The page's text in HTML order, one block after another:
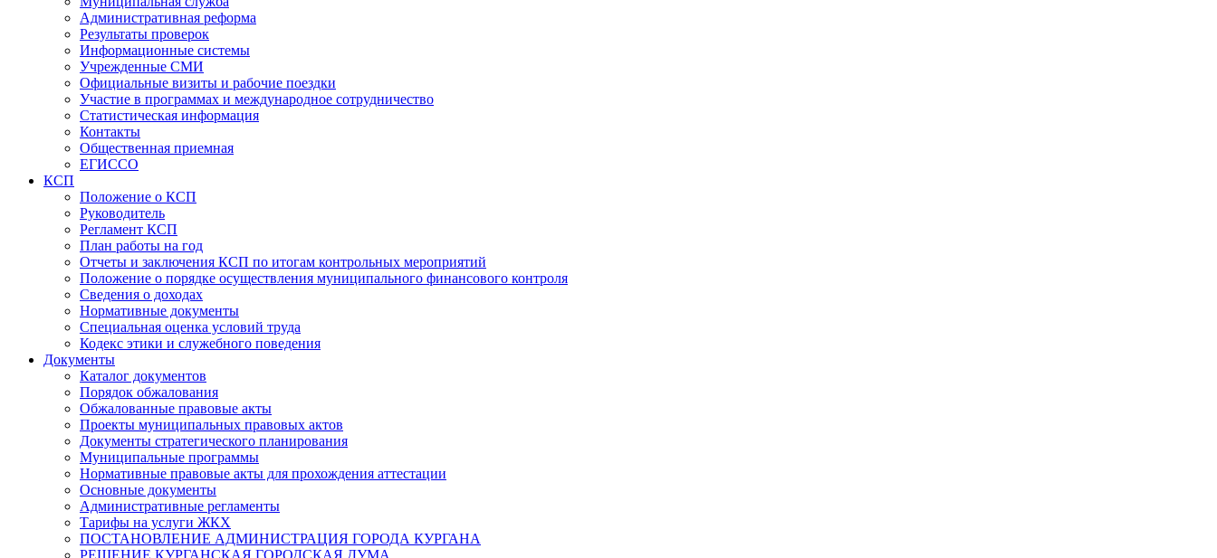
Административная реформа
Результаты проверок
Информационные системы
Учрежденные СМИ
Официальные визиты и рабочие поездки
Участие в программах и международное сотрудничество
Статистическая информация
Контакты
Общественная приемная
ЕГИССО
КСП
Положение о КСП
Руководитель
Регламент КСП
План работы на год
Отчеты и заключения КСП по итогам контрольных мероприятий
Положение о порядке осуществления муниципального финансового контроля
Сведения о доходах
Нормативные документы
Специальная оценка условий труда
Кодекс этики и служебного поведения
Документы
Каталог документов
Порядок обжалования
Обжалованные правовые акты
Проекты муниципальных правовых актов
Документы стратегического планирования
Муниципальные программы
Нормативные правовые акты для прохождения аттестации
Основные документы
Административные регламенты
Тарифы на услуги ЖКХ
ПОСТАНОВЛЕНИЕ АДМИНИСТРАЦИЯ ГОРОДА КУРГАНА
РЕШЕНИЕ КУРГАНСКАЯ ГОРОДСКАЯ ДУМА